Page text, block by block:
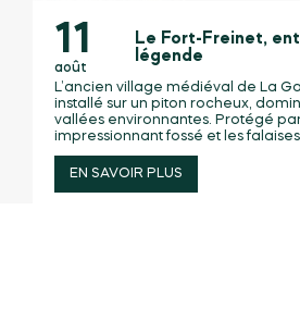
11
août
Le Fort-Freinet,
légende
L’ancien village médiéval de La
installé sur un piton rocheux,
vallées environnantes. Protégé
impressionnant fossé et les
EN SAVOIR PLUS